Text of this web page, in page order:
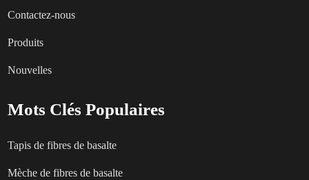
Contactez-nous
Produits
Nouvelles
Mots Clés Populaires
Tapis de fibres de basalte
Mèche de fibres de basalte